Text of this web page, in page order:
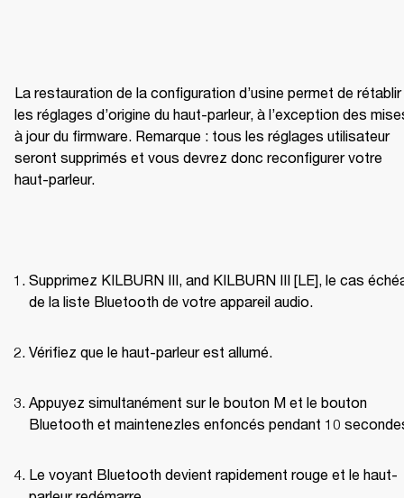
La restauration de la configuration d’usine permet de rétablir
les réglages d’origine du haut-parleur, à l’exception des
à jour du firmware. Remarque : tous les réglages utilisateur
seront supprimés et vous devrez donc reconfigurer votre
haut-parleur.
Supprimez KILBURN III, and KILBURN III [LE], le cas
de la liste Bluetooth de votre appareil audio.
Vérifiez que le haut-parleur est allumé.
Appuyez simultanément sur le bouton M et le bouton
Bluetooth et maintenezles enfoncés pendant 10
Le voyant Bluetooth devient rapidement rouge et le haut-